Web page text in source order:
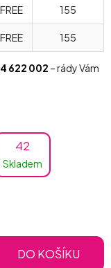
FREE 155
FREE 155
622 002 – rády Vám
42
Skladem
DO KOŠÍKU